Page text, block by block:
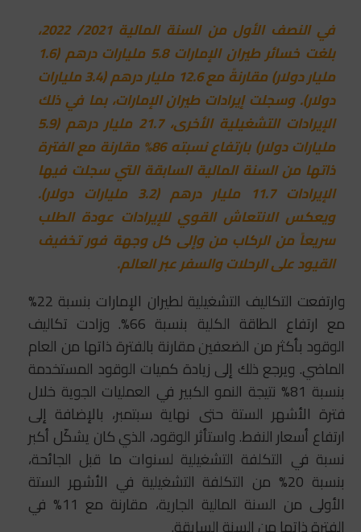
في النصف الأول من السنة المالية 2021/ 2022،
بلغت خسائر طيران الإمارات 5.8 مليارات درهم (1.6
مليار دولار) مقارنةً مع 12.6 مليار درهم (3.4 مليارات
دولار). وسجلت إيرادات طيران الإمارات، بما في ذلك
الإيرادات التشغيلية الأخرى، 21.7 مليار درهم (5.9
مليارات دولار) بارتفاع نسبته 86% مقارنة مع الفترة
ذاتها من السنة المالية السابقة التي سجلت فيها
الإيرادات 11.7 مليار درهم (3.2 مليارات دولار).
ويعكس الانتعاش القوي للإيرادات عودة الطلب
سريعاً من الركاب من وإلى كل وجهة فور تخفيف
القيود على الرحلات والسفر عبر العالم.
وارتفعت التكاليف التشغيلية لطيران الإمارات بنسبة 22%
مع ارتفاع الطاقة الكلية بنسبة 66%. وزادت تكاليف
الوقود بأكثر من الضعفين مقارنة بالفترة ذاتها من العام
الماضي. ويرجع ذلك إلى زيادة كميات الوقود المستخدمة
بنسبة 81% نتيجة النمو الكبير في العمليات الجوية خلال
فترة الأشهر الستة حتى نهاية سبتمبر، بالإضافة إلى
ارتفاع أسعار النفط. واستأثر الوقود، الذي كان يشكّل أكبر
نسبة في التكلفة التشغيلية لسنوات ما قبل الجائحة،
بنسبة 20% من التكلفة التشغيلية في الأشهر الستة
الأولى من السنة المالية الجارية، مقارنة مع 11% في
الفترة ذاتها من السنة السابقة.